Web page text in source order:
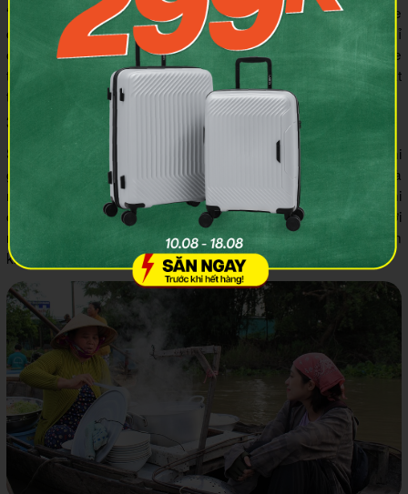
“Cafe nổi” là cách người dân địa phương gọi những cốc cafe
được bán trên ghe thuyền dạo quanh khu vực chợ nổi. Chỉ
cần trả khoảng 10.000đ là bạn đã có thể nếm thử món cafe
thơm ngon, đậm đà trước không gian nhịp sống thường nhật
trên sông Cần Thơ.
3.4 Chụp ảnh check-in ở chợ nổi
Sống ảo là một trong những hoạt động không thể thiếu khi
ghé thăm chợ Phong Điền. Những bức ảnh trên ghe thuyền là
một trải nghiệm độc đáo, có phần bình dị nhưng hiếm thấy khi
chúng ta quay trở về thành phố. Hơn nữa, khung cảnh trời
rạng sáng và bình minh dần lên cũng là hình ảnh mà bạn
không muốn bỏ qua trong chuyến đi của mình.